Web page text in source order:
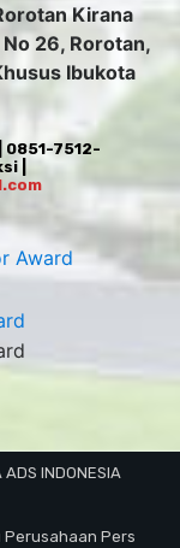
Kirana
26, Rorotan,
Ibukota
| 0851-7512-
|
INDONESIA
Perusahaan Pers